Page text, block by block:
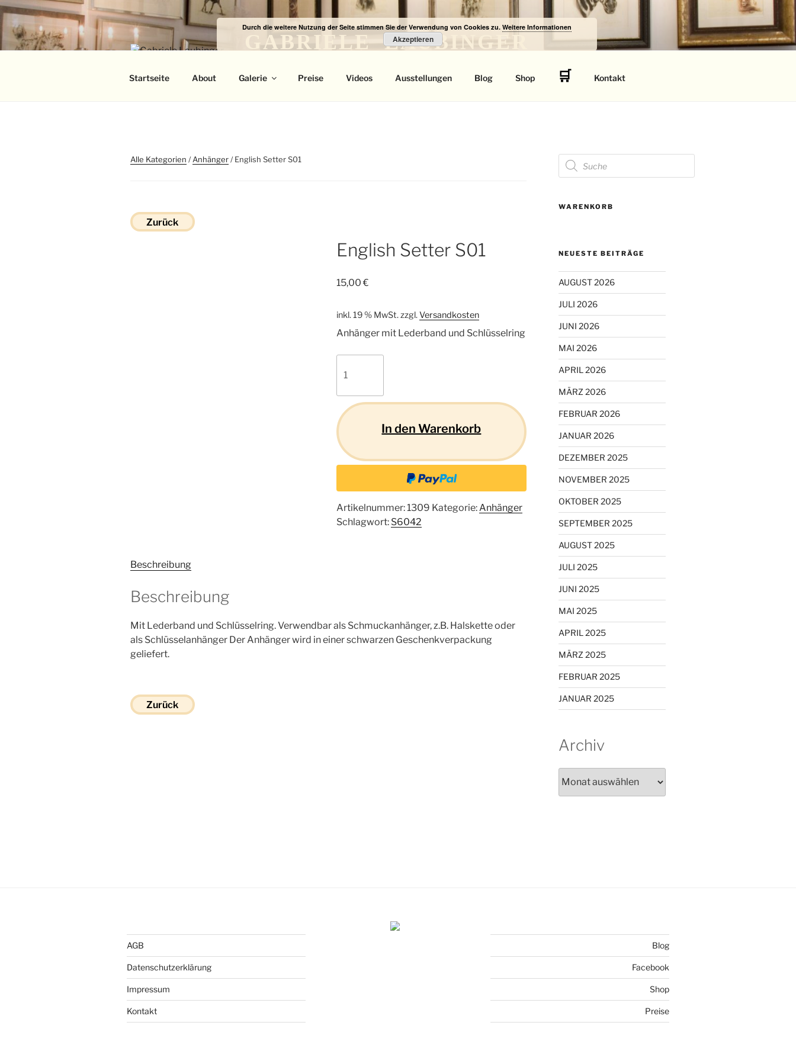
Zum
Inhalt
springen
GABRIELE LAUBINGER
Startseite About Galerie Preise Videos Ausstellungen Blog Shop 🛒 Kontakt
Alle Kategorien /Anhänger/ English Setter S01
Zurück
English Setter S01
15,00€
inkl. 19 % MwSt.zzgl.Versandkosten
Anhänger mit Lederband und Schlüsselring
Setter
Menge
In den Warenkorb
Artikelnummer:1309 Kategorie:Anhänger
Schlagwort: S6042
Beschreibung
Beschreibung
Mit Lederband und Schlüsselring. Verwendbar als Schmuckanhänger, z.B. Halskette oder
als Schlüsselanhänger Der Anhänger wird in einer schwarzen Geschenkverpackung
geliefert.
Zurück
Products
search
WARENKORB
NEUESTE BEITRÄGE
AUGUST 2026
JULI 2026
JUNI 2026
MAI 2026
APRIL 2026
MÄRZ 2026
FEBRUAR 2026
JANUAR 2026
DEZEMBER 2025
NOVEMBER 2025
OKTOBER 2025
SEPTEMBER 2025
AUGUST 2025
JULI 2025
JUNI 2025
MAI 2025
APRIL 2025
MÄRZ 2025
FEBRUAR 2025
JANUAR 2025
Archiv
AGB
Datenschutzerklärung
Impressum
Kontakt
Blog
Facebook
Shop
Preise
Durch die weitere Nutzung der Seite stimmen Sie der Verwendung von Cookies zu. Weitere Informationen
Akzeptieren